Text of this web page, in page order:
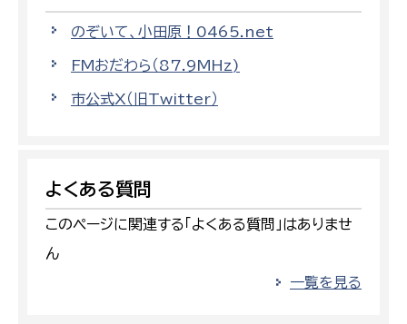
のぞいて、小田原！0465.net
FMおだわら（87.9MHz)
市公式X（旧Twitter）
よくある質問
このページに関連する「よくある質問」はありませ
ん
一覧を見る